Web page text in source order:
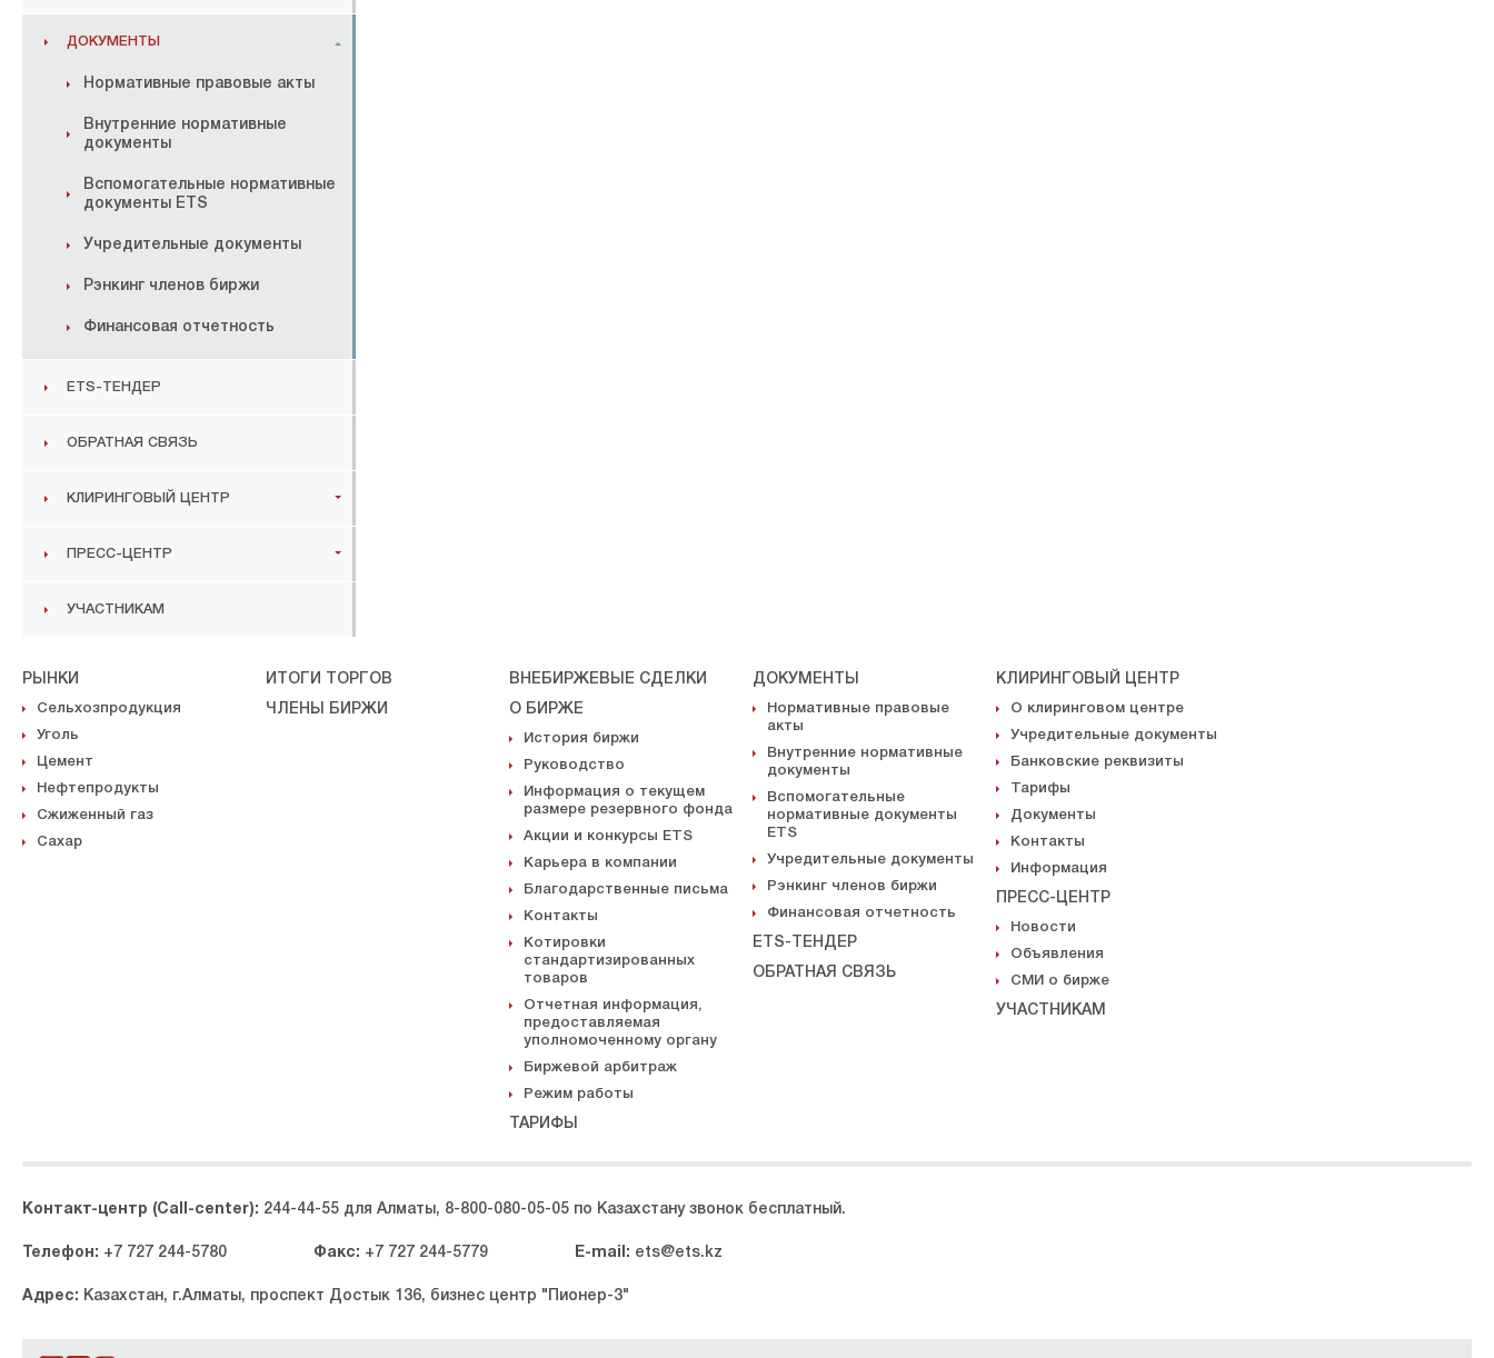
ДОКУМЕНТЫ
Нормативные правовые акты
Внутренние нормативные
документы
Вспомогательные нормативные
документы ETS
Учредительные документы
Рэнкинг членов биржи
Финансовая отчетность
ETS-ТЕНДЕР
ОБРАТНАЯ СВЯЗЬ
КЛИРИНГОВЫЙ ЦЕНТР
ПРЕСС-ЦЕНТР
УЧАСТНИКАМ
РЫНКИ
Сельхозпродукция
Уголь
Цемент
Нефтепродукты
Сжиженный газ
Сахар
ИТОГИ ТОРГОВ
ЧЛЕНЫ БИРЖИ
ВНЕБИРЖЕВЫЕ СДЕЛКИ
О БИРЖЕ
История биржи
Руководство
Информация о текущем
размере резервного фонда
Акции и конкурсы ETS
Карьера в компании
Благодарственные письма
Контакты
Котировки
стандартизированных
товаров
Отчетная информация,
предоставляемая
уполномоченному органу
Биржевой арбитраж
Режим работы
ТАРИФЫ
ДОКУМЕНТЫ
Нормативные правовые
акты
Внутренние нормативные
документы
Вспомогательные
нормативные документы
ETS
Учредительные документы
Рэнкинг членов биржи
Финансовая отчетность
ETS-ТЕНДЕР
ОБРАТНАЯ СВЯЗЬ
КЛИРИНГОВЫЙ ЦЕНТР
О клиринговом центре
Учредительные документы
Банковские реквизиты
Тарифы
Документы
Контакты
Информация
ПРЕСС-ЦЕНТР
Новости
Объявления
СМИ о бирже
УЧАСТНИКАМ
Контакт-центр (Call-center): 244-44-55 для Алматы, 8-800-080-05-05 по Казахстану звонок бесплатный.
Телефон: +7 727 244-5780 Факс: +7 727 244-5779 E-mail: ets@ets.kz
Адрес: Казахстан, г.Алматы, проспект Достык 136, бизнес центр "Пионер-3"